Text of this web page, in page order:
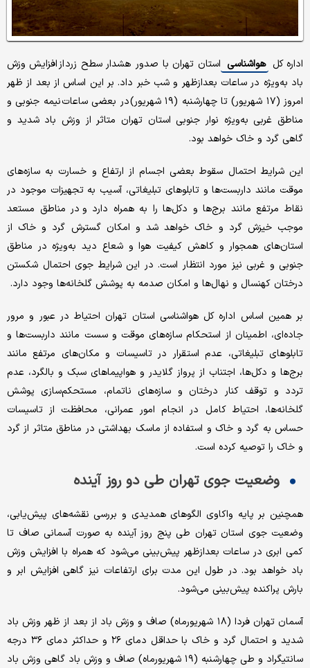
اداره کل هواشناسی استان تهران با صدور هشدار سطح زرد از افزایش وزش
باد به‌ویژه در ساعات بعدازظهر و شب خبر داد. بر این اساس از بعد از ظهر
امروز (۱۷ شهریور) تا چهارشنبه (۱۹ شهریور) در بعضی ساعات نیمه جنوبی و
مناطق غربی به‌ویژه نوار جنوبی استان تهران متاثر از وزش باد شدید و
گاهی گرد و خاک خواهد بود.
این شرایط احتمال سقوط بعضی اجسام از ارتفاع و خسارت به سازه‌های
موقت مانند داربست‌ها و تابلوهای تبلیغاتی، آسیب به تجهیزات موجود در
نقاط مرتفع مانند برج‌ها و دکل‌ها را به همراه دارد و در مناطق مستعد
موجب خیزش گرد و خاک خواهد شد و امکان گسترش گرد و خاک از
استان‌های همجوار و کاهش کیفیت هوا و شعاع دید به‌ویژه در مناطق
جنوبی و غربی نیز مورد انتظار است. در این شرایط جوی احتمال شکستن
درختان کهنسال و نهال‌ها و امکان صدمه به پوشش گلخانه‌ها وجود دارد.
بر همین اساس اداره کل هواشناسی استان تهران احتیاط در عبور و مرور
جاده‌ای، اطمینان از استحکام سازه‌های موقت و سست مانند داربست‌ها و
تابلوهای تبلیغاتی، عدم استقرار در تاسیسات و مکان‌های مرتفع مانند
برج‌ها و دکل‌ها، اجتناب از پرواز گلایدر و هواپیماهای سبک و بالگرد، عدم
تردد و توقف کنار درختان و سازه‌های ناتمام، مستحکم‌سازی پوشش
گلخانه‌ها، احتیاط کامل در انجام امور عمرانی، محافظت از تاسیسات
حساس به گرد و خاک و استفاده از ماسک بهداشتی در مناطق متاثر از گرد
و خاک را توصیه کرده است.
وضعیت جوی تهران طی دو روز آینده
همچنین بر پایه واکاوی الگوهای همدیدی و بررسی نقشه‌های پیش‌یابی،
وضعیت جوی استان تهران طی پنج روز آینده به صورت آسمانی صاف تا
کمی ابری در ساعات بعدازظهر پیش‌بینی می‌شود که همراه با افزایش وزش
باد خواهد بود. در طول این مدت برای ارتفاعات نیز گاهی افزایش ابر و
بارش پراکنده پیش‌بینی می‌شود.
آسمان تهران فردا (۱۸ شهریورماه) صاف و وزش باد از بعد از ظهر وزش باد
شدید و احتمال گرد و خاک با حداقل دمای ۲۶ و حداکثر دمای ۳۶ درجه
سانتیگراد و طی چهارشنبه (۱۹ شهریورماه) صاف و وزش باد گاهی وزش باد